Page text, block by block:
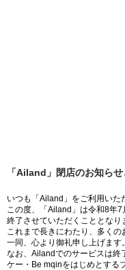
「Ailand」閉店のお知ら
いつも「Ailand」をご利用いた
この度、「Ailand」は令和8年
終了させていただくこととなり
これまで長きにわたり、多く
一同、心より御礼申し上げます。
なお、Ailandでのサービスは終
ケー・Be mqinをはじめとする